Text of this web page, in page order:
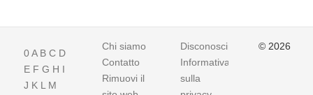
0A B C D
E F G H I
J K L M
Chi siamo
Contatto
Rimuovi il
Disconoscimento
Informativa
sulla
© 2026